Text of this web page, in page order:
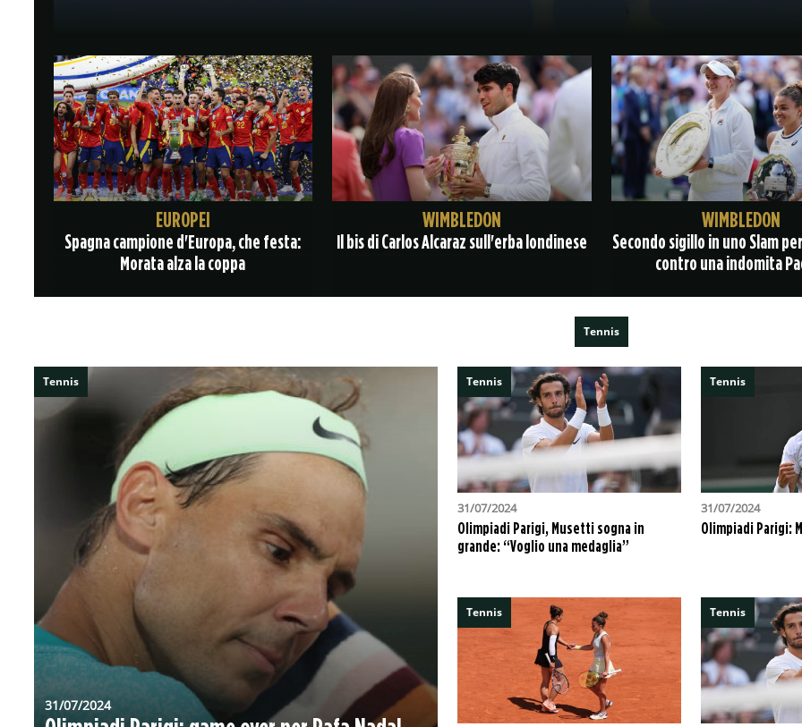
EUROPEI
Spagna campione d'Europa, che festa:
Morata alza la coppa
WIMBLEDON
Il bis di Carlos Alcaraz sull'erba londinese
WIMBLEDON
Secondo sigillo in uno Slam
contro una indomita
Tennis
Tennis
31/07/2024
Tennis
31/07/2024
Olimpiadi Parigi, Musetti sogna in
grande: “Voglio una medaglia”
Tennis
31/07/2024
Olimpiadi Parigi:
Tennis Tennis